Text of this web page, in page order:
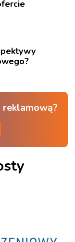
reklamową?